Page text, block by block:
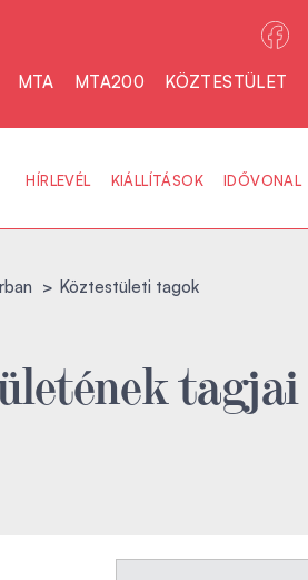
MTA MTA200 KÖZTESTÜLET
HÍRLEVÉL KIÁLLÍTÁSOK IDŐVONAL
Köztestületi tagok
tagjai